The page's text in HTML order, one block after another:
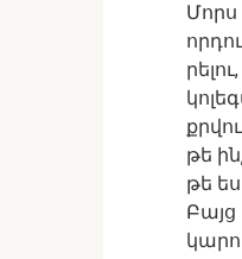
Մորս
թե
թե
Բայց